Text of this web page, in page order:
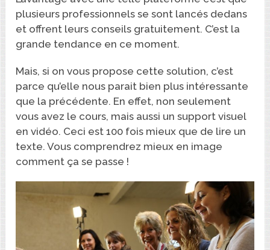
plusieurs professionnels se sont lancés dedans
et offrent leurs conseils gratuitement. C’est la
grande tendance en ce moment.
Mais, si on vous propose cette solution, c’est
parce qu’elle nous parait bien plus intéressante
que la précédente. En effet, non seulement
vous avez le cours, mais aussi un support visuel
en vidéo. Ceci est 100 fois mieux que de lire un
texte. Vous comprendrez mieux en image
comment ça se passe !